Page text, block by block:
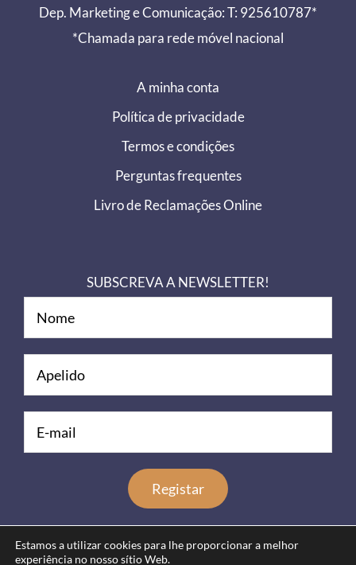
Dep. Marketing e Comunicação: T: 925610787*
*Chamada para rede móvel nacional
A minha conta
Política de privacidade
Termos e condições
Perguntas frequentes
Livro de Reclamações Online
SUBSCREVA A NEWSLETTER!
Estamos a utilizar cookies para lhe proporcionar a melhor
experiência no nosso sítio Web.